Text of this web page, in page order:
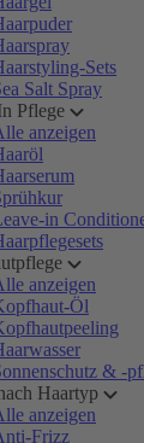
Sets
Salt Spray
Pflege
anzeigen
in
anzeigen
Öl
& -
Haartyp
anzeigen
Frizz